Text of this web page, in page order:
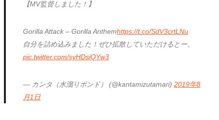
【MV監督しました！】
Gorilla Attack – Gorilla Anthemhttps://t.co/SdV3crtLNu
自分を詰め込みました！ぜひ拡散していただけるとー。
pic.twitter.com/syHDsiQYw3
— カンタ（水溜りボンド） (@kantamizutamari)2019年8
月1日